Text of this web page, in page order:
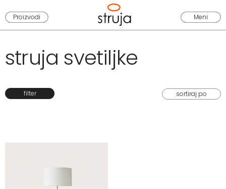
Proizvodi Meni
struja svetiljke
filter